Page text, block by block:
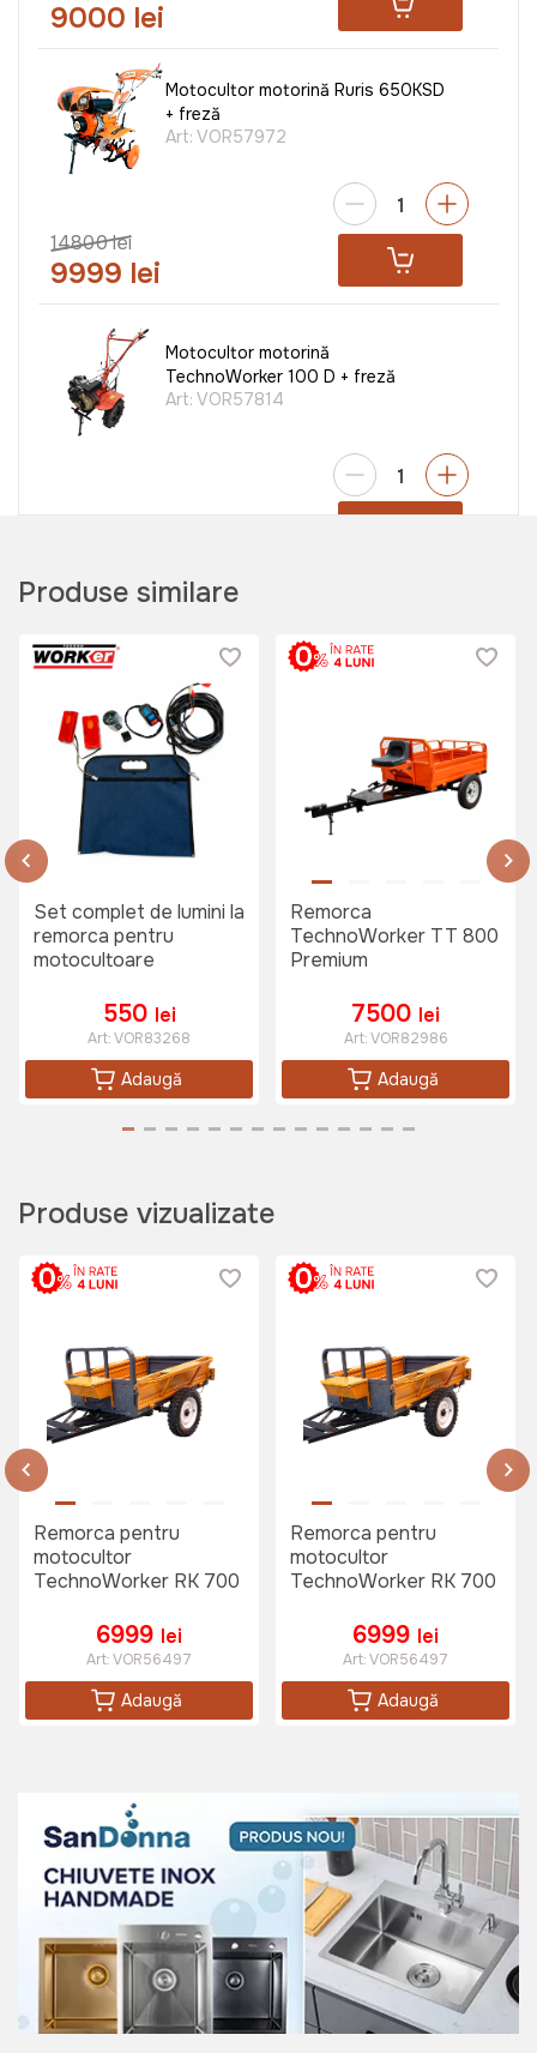
9000 lei
Motocultor motorină Ruris 650KSD
+ freză
Art: VOR57972
14800 lei
9999 lei
Motocultor motorină
TechnoWorker 100 D + freză
Art: VOR57814
TechnoWorker 105 D + freză
VOR56543
10999 lei
Motocultor motorină
TechnoWorker 100 DE + freză
Art:
11499 lei
Produse similare
Set complet de lumini la
remorca pentru
motocultoare
550 lei
Art:VOR83268
Adaugă
Remorca
TechnoWorker TT 800
Premium
7500 lei
Art:VOR82986
Adaugă
Produse vizualizate
Remorca pentru
motocultor
TechnoWorker RK 700
6999 lei
Art:VOR56497
Adaugă
Remorca pentru
motocultor
TechnoWorker RK 700
6999 lei
Art:VOR56497
Adaugă